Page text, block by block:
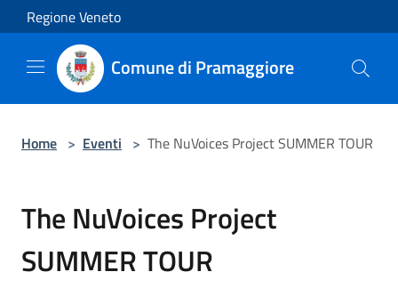
Salta al contenuto principale
Regione Veneto
Comune di Pramaggiore
Home > Eventi > The NuVoices Project SUMMER TOUR
The NuVoices Project
SUMMER TOUR